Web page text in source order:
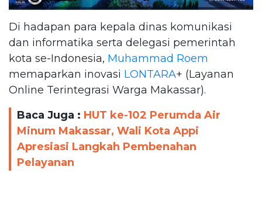
Di hadapan para kepala dinas komunikasi
dan informatika serta delegasi pemerintah
kota se-Indonesia, Muhammad Roem
memaparkan inovasi LONTARA+ (Layanan
Online Terintegrasi Warga Makassar).
Baca Juga : HUT ke-102 Perumda Air
Minum Makassar, Wali Kota Appi
Apresiasi Langkah Pembenahan
Pelayanan